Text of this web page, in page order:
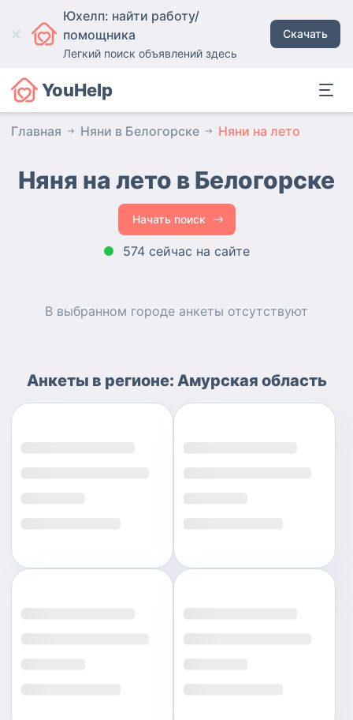
Юхелп: найти работу/
помощника
Легкий поиск объявлений здесь
Скачать
YouHelp
Главная Няни в Белогорске Няни на лето
Няня на лето в Белогорске
Начать поиск
574 сейчас на сайте
В выбранном городе анкеты отсутствуют
Анкеты в регионе: Амурская область